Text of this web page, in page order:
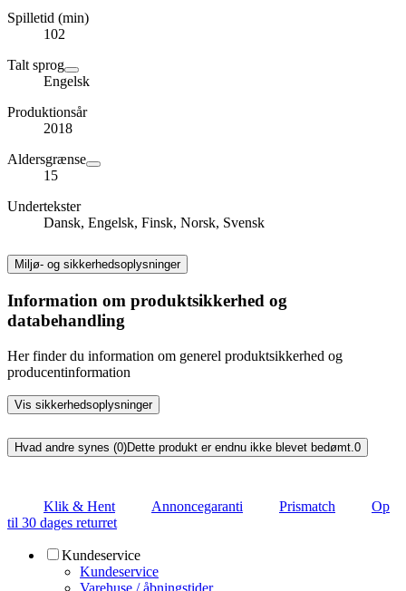
Spilletid (min)
102
Talt sprog
Engelsk
Produktionsår
2018
Aldersgrænse
15
Undertekster
Dansk, Engelsk, Finsk, Norsk, Svensk
Miljø- og sikkerhedsoplysninger
Information om produktsikkerhed og
databehandling
Her finder du information om generel produktsikkerhed og
producentinformation
Vis sikkerhedsoplysninger
Hvad andre synes (0)Dette produkt er endnu ikke blevet bedømt.0
Klik & Hent Annoncegaranti Prismatch
Op
til 30 dages returret
Kundeservice
Kundeservice
Varehuse / åbningstider